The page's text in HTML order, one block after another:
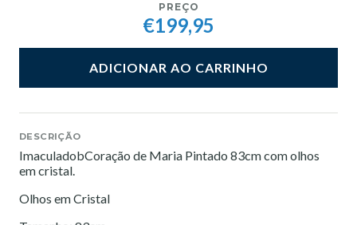
PREÇO
€199,95
ADICIONAR AO CARRINHO
DESCRIÇÃO
ImaculadobCoração de Maria Pintado 83cm com olhos
em cristal.
Olhos em Cristal